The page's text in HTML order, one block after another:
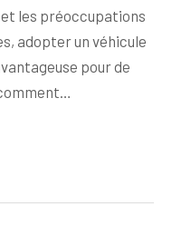
les préoccupations
adopter un véhicule
pour de